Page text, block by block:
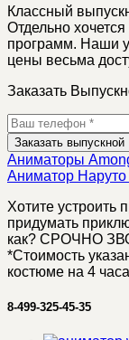
Классный
Отдельно
программ. Наши
цены весьма
Заказать
Заказать выпускной
Аниматоры
Аниматор
Хотите устроить
придумать
как? СРОЧНО
*Стоимость
костюме на 4
8-499-325-45-35